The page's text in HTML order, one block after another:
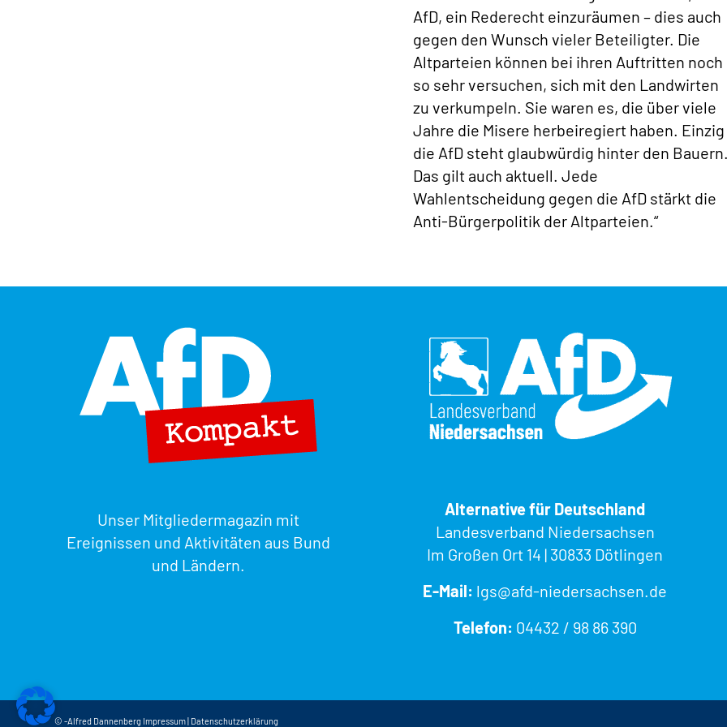
AfD, ein Rederecht einzuräumen – dies auch
gegen den Wunsch vieler Beteiligter. Die
Altparteien können bei ihren Auftritten noch
so sehr versuchen, sich mit den Landwirten
zu verkumpeln. Sie waren es, die über viele
Jahre die Misere herbeiregiert haben. Einzig
die AfD steht glaubwürdig hinter den
Das gilt auch aktuell. Jede
Wahlentscheidung gegen die AfD stärkt die
Anti-Bürgerpolitik der Altparteien.“
Unser Mitgliedermagazin mit
Ereignissen und Aktivitäten aus Bund
und Ländern.
Alternative für Deutschland
Landesverband Niedersachsen
Im Großen Ort 14 | 30833 Dötlingen
E-Mail: lgs@afd-niedersachsen.de
Telefon: 04432 / 98 86 390
© -Alfred Dannenberg Impressum| Datenschutzerklärung